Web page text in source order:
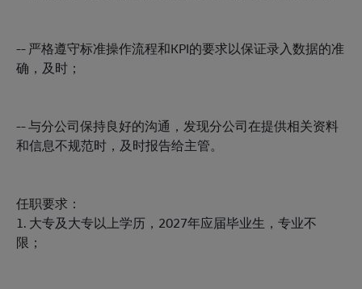
-- 严格遵守标准操作流程和KPI的要求以保证录入数据的准
确，及时；
-- 与分公司保持良好的沟通，发现分公司在提供相关资料
和信息不规范时，及时报告给主管。
任职要求：
1. 大专及大专以上学历，2027年应届毕业生，专业不
限；